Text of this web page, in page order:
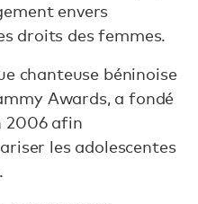
envers
droits des femmes.
chanteuse béninoise
Awards, a fondé
2006 afin
les adolescentes